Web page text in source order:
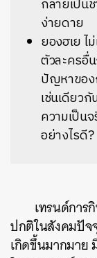
กลายเป็น
ง่ายดาย
ยองฮเย ไ
ตัวละครอื่
ปัญหาของ
เช่นเดียว
ความเป็น
อย่างไรดี?
เทรนด์การ
ปกติในสังคมปัจ
เกิดขึ้นมากมาย